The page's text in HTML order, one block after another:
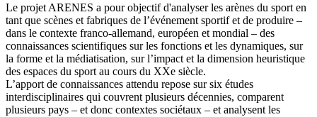
Le projet ARENES a pour objectif d'analyser les arènes du sport en
tant que scènes et fabriques de l’événement sportif et de produire –
dans le contexte franco-allemand, européen et mondial – des
connaissances scientifiques sur les fonctions et les dynamiques, sur
la forme et la médiatisation, sur l’impact et la dimension heuristique
des espaces du sport au cours du XXe siècle.
L’apport de connaissances attendu repose sur six études
interdisciplinaires qui couvrent plusieurs décennies, comparent
plusieurs pays – et donc contextes sociétaux – et analysent les